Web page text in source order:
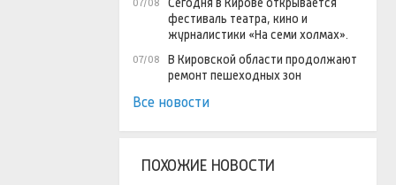
07/08
фестиваль театра, кино и
журналистики «На семи холмах».
07/08
В Кировской области продолжают
ремонт пешеходных зон
Все новости
ПОХОЖИЕ НОВОСТИ